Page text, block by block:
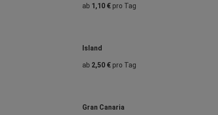
ab 1,10 €pro Tag
Island
ab 2,50 €pro Tag
Gran Canaria